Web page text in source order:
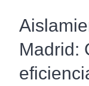
Madrid: